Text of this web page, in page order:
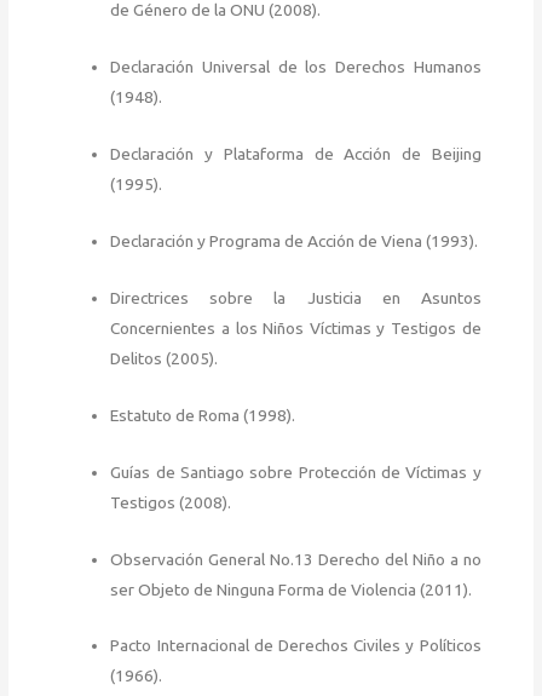
de Género de la ONU (2008).
Declaración Universal de los Derechos Humanos
(1948).
Declaración y Plataforma de Acción de Beijing
(1995).
Declaración y Programa de Acción de Viena (1993).
Directrices sobre la Justicia en Asuntos
Concernientes a los Niños Víctimas y Testigos de
Delitos (2005).
Estatuto de Roma (1998).
Guías de Santiago sobre Protección de Víctimas y
Testigos (2008).
Observación General No.13 Derecho del Niño a no
ser Objeto de Ninguna Forma de Violencia (2011).
Pacto Internacional de Derechos Civiles y Políticos
(1966).